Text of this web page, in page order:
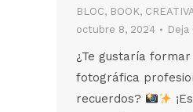
BLOC, BOOK,
octubre 8, 2024
¿Te gustaría
fotográfica
recuerdos?